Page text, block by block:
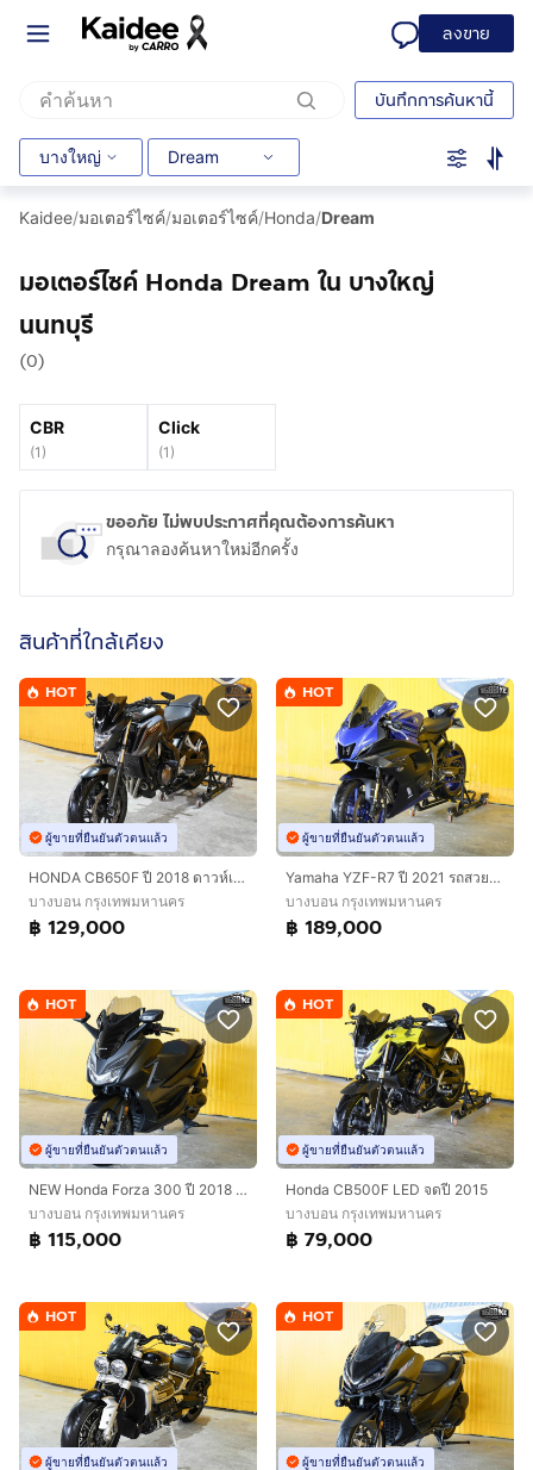
ลงขาย
บันทึกการค้นหานี้
บางใหญ่ Dream
Kaidee/มอเตอร์ไซค์/มอเตอร์ไซค์/Honda/Dream
มอเตอร์ไซค์ Honda Dream ใน บางใหญ่
นนทบุรี
(0)
CBR
(1 )
Click
(1 )
ขออภัย ไม่พบประกาศที่คุณต้องการค้นหา
กรุณาลองค้นหาใหม่อีกครั้ง
สินค้าที่ใกล้เคียง
HOT
ผู้ขายที่ยืนยันตัวตนแล้ว
HONDA CB650F ปี 2018 ดาวห์เริ่มต้นที่ 9,000 บ.
บางบอน กรุงเทพมหานคร
฿ 129,000
HOT
ผู้ขายที่ยืนยันตัวตนแล้ว
Yamaha YZF-R7 ปี 2021 รถสวยกริ๊บ ฟรีดาวน์ออกรถใช้เงิน 0 บาท
บางบอน กรุงเทพมหานคร
฿ 189,000
HOT
ผู้ขายที่ยืนยันตัวตนแล้ว
NEW Honda Forza 300 ปี 2018 ดาวน์เริ่มต้น 15,000 บาท
บางบอน กรุงเทพมหานคร
฿ 115,000
HOT
ผู้ขายที่ยืนยันตัวตนแล้ว
Honda CB500F LED จดปี 2015
บางบอน กรุงเทพมหานคร
฿ 79,000
HOT
ผู้ขายที่ยืนยันตัวตนแล้ว
HOT
ผู้ขายที่ยืนยันตัวตนแล้ว